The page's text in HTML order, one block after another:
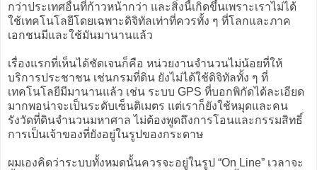
กว่าประเทศอื่นที่ก้าวหน้ากว่า และสิ่งนี้เกิดขึ้นเพราะเราไม่ได้
ใช้เทคโนโลยีโดยเฉพาะดิจิทัลเท่าที่ควรทั้ง ๆ ที่โลกและภาค
เอกชนมีและใช้มันมานานแล้ว
เรื่องแรกที่เห็นได้ชัดเจนก็คือ หน่วยงานจำนวนไม่น้อยที่ให้
บริการประชาชน เช่นกรมที่ดิน ยังไม่ได้ใช้ดิจิทัลทั้ง ๆ ที่
เทคโนโลยีมีมานานแล้ว เช่น ระบบ GPS ที่บอกพิกัดได้ละเอียด
มากพอน่าจะเป็นระดับเซ็นติเมตร แต่เราก็ยังใช้หมุดและคน
รังวัดที่ดินจำนวนมหาศาล ไม่ต้องพูดถึงการโอนและกรรมสิทธิ์
การเป็นเจ้าของที่ยังอยู่ในรูปของกระดาษ
ผมเองคิดว่าระบบทั้งหมดนั้นควรจะอยู่ในรูป “On Line” เวลาจะ